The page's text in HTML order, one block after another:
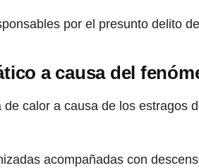
por el presunto delito
a causa del
calor a causa de los estragos
acompañadas con